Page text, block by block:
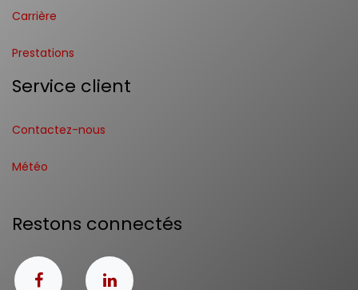
Carrière
Prestations
Service client
Contactez-nous
Météo
Restons connectés